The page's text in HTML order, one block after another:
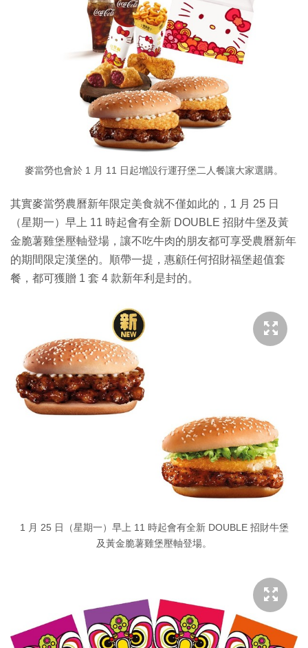
麥當勞也會於 1 月 11 日起增設行運孖堡二人餐讓大家選購。
其實麥當勞農曆新年限定美食就不僅如此的，1 月 25 日
（星期一）早上 11 時起會有全新 DOUBLE 招財牛堡及黃
金脆薯雞堡壓軸登場，讓不吃牛肉的朋友都可享受農曆新年
的期間限定漢堡的。順帶一提，惠顧任何招財福堡超值套
餐，都可獲贈 1 套 4 款新年利是封的。
1 月 25 日（星期一）早上 11 時起會有全新 DOUBLE 招財牛堡
及黃金脆薯雞堡壓軸登場。